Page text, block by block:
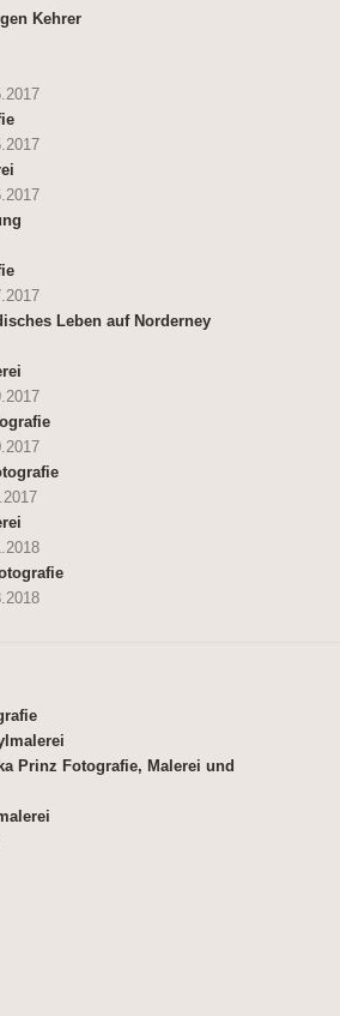
Kehrer
Leben auf Norderney
Prinz Fotografie, Malerei und